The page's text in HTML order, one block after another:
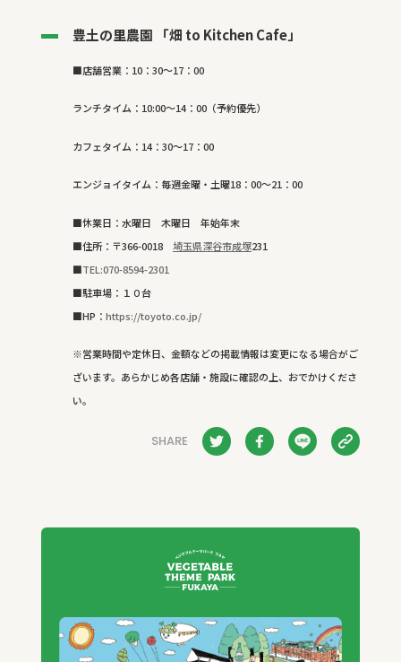
豊土の里農園 「畑 to Kitchen Cafe」
■店舗営業： 10 ： 30～17 ： 00
ランチタイム： 10:00～14 ： 00 （予約優先）
カフェタイム： 14 ： 30～17 ： 00
エンジョイタイム：毎週金曜・土曜18 ： 00～21 ： 00
■休業日：水曜日 木曜日 年始年末
■住所：〒366-0018 埼玉県深谷市成塚231
■TEL:070-8594-2301
■駐車場：１０台
■HP ： https://toyoto.co.jp/
※営業時間や定休日、金額などの掲載情報は変更になる場合がご
ざいます。あらかじめ各店舗・施設に確認の上、おでかけくださ
い。
SHARE